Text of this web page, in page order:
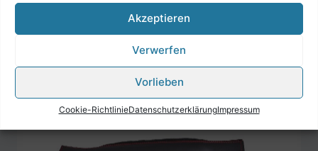
Akzeptieren
Verwerfen
Vorlieben
Cookie-RichtlinieDatenschutzerklärungImpressum